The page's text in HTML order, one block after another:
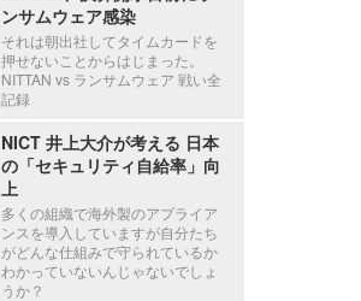
ンサムウェア感染
それは朝出社してタイムカードを
押せないことからはじまった。
NITTAN vs ランサムウェア 戦い全
記録
NICT 井上大介が考える 日本
の「セキュリティ自給率」向
上
多くの組織で海外製のアプライア
ンスを導入していますが自分たち
がどんな仕組みで守られているか
わかっていないんじゃないでしょ
うか？